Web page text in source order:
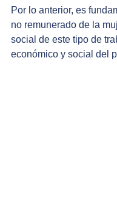
Por lo anterior, es
no remunerado de la
social de este tipo de
económico y social del